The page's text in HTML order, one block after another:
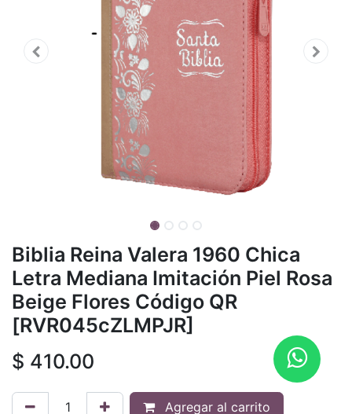
Biblia Reina Valera 1960 Chica
Letra Mediana Imitación Piel Rosa
Beige Flores Código QR
[RVR045cZLMPJR]
$ 410.00
Agregar al carrito